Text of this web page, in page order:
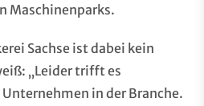
Maschinenparks.
Sachse ist dabei kein
„Leider trifft es
in der Branche.